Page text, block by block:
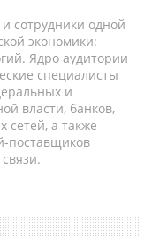
сотрудники одной
экономики:
Ядро аудитории
специалисты
и
власти, банков,
а также
поставщиков